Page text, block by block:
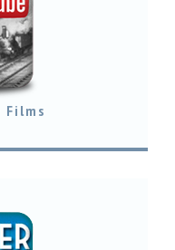
Films